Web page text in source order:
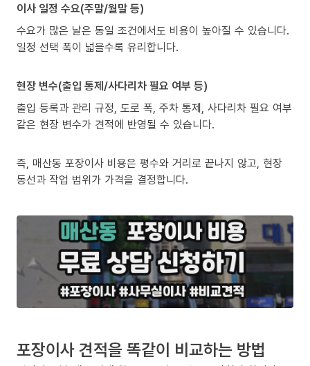
이사 일정 수요(주말/월말 등)
수요가 많은 날은 동일 조건에서도 비용이 높아질 수 있습니다.
일정 선택 폭이 넓을수록 유리합니다.
현장 변수(출입 통제/사다리차 필요 여부 등)
출입 등록과 관리 규정, 도로 폭, 주차 통제, 사다리차 필요 여부
같은 현장 변수가 견적에 반영될 수 있습니다.
즉, 매산동 포장이사 비용은 평수와 거리로 끝나지 않고, 현장
동선과 작업 범위가 가격을 결정합니다.
포장이사 견적을 똑같이 비교하는 방법